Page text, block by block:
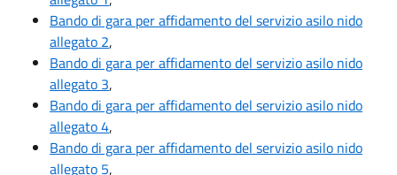
Bando di gara per affidamento del servizio asilo nido
allegato 2,
Bando di gara per affidamento del servizio asilo nido
allegato 3,
Bando di gara per affidamento del servizio asilo nido
allegato 4,
Bando di gara per affidamento del servizio asilo nido
allegato 5,